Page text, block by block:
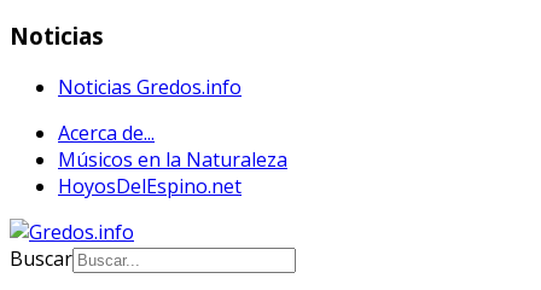
Noticias
Noticias Gredos.info
Acerca de...
Músicos en la Naturaleza
HoyosDelEspino.net
Buscar